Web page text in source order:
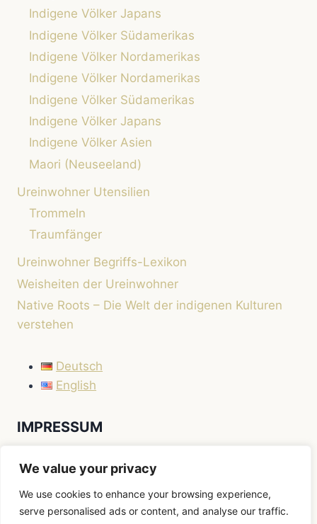
We value your privacy
We use cookies to enhance your browsing experience,
serve personalised ads or content, and analyse our traffic.
Indigene Völker Japans
Indigene Völker Südamerikas
Indigene Völker Nordamerikas
Indigene Völker Nordamerikas
Indigene Völker Südamerikas
Indigene Völker Japans
Indigene Völker Asien
Maori (Neuseeland)
Ureinwohner Utensilien
Trommeln
Traumfänger
Ureinwohner Begriffs-Lexikon
Weisheiten der Ureinwohner
Native Roots – Die Welt der indigenen Kulturen
verstehen
Deutsch
English
IMPRESSUM